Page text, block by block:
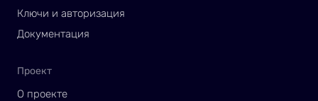
Ключи и авторизация
Документация
Проект
О проекте